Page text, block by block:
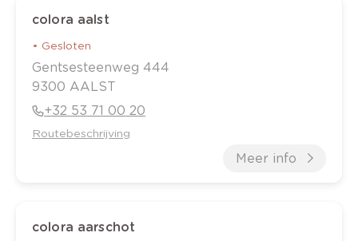
colora aalst
• Gesloten
Gentsesteenweg 444
9300 AALST
+32 53 71 00 20
Routebeschrijving
Meer info
colora aarschot